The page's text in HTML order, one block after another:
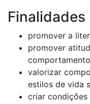
Finalidades
promover a
promover
valorizar
estilos de vida
criar condições